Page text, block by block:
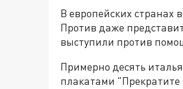
В европейских
Против даже
выступили против
Примерно десять
плакатами